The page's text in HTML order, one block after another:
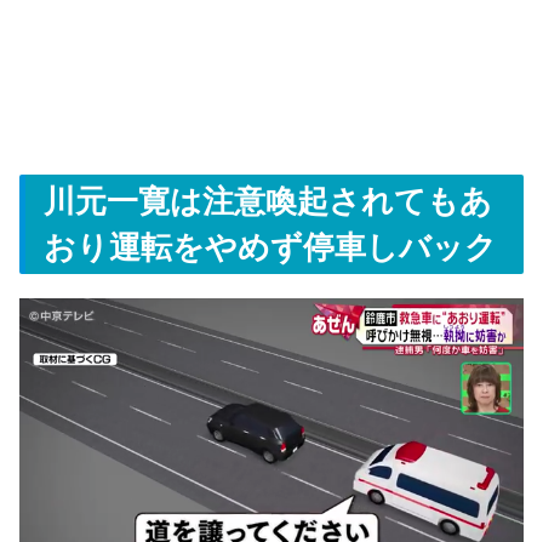
川元一寛は注意喚起されてもあ
おり運転をやめず停車しバック